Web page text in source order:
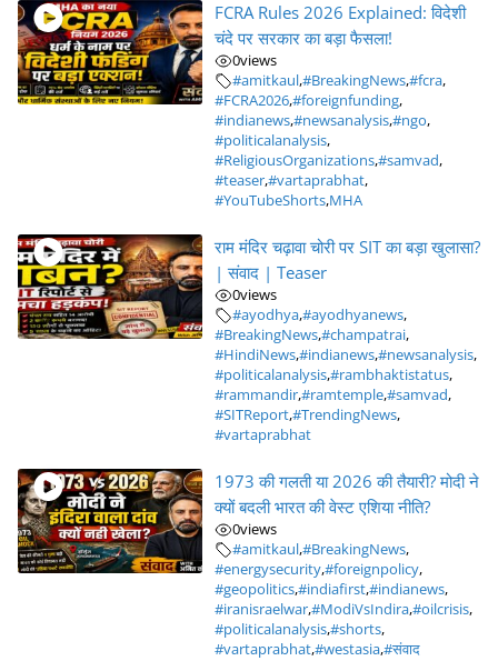
FCRA Rules 2026 Explained: विदेशी
चंदे पर सरकार का बड़ा फैसला!
0views
#amitkaul,#BreakingNews,#fcra,
#FCRA2026,#foreignfunding,
#indianews,#newsanalysis,#ngo,
#politicalanalysis,
#ReligiousOrganizations,#samvad,
#teaser,#vartaprabhat,
#YouTubeShorts,MHA
राम मंदिर चढ़ावा चोरी पर SIT का बड़ा खुलासा?
| संवाद | Teaser
0views
#ayodhya,#ayodhyanews,
#BreakingNews,#champatrai,
#HindiNews,#indianews,#newsanalysis,
#politicalanalysis,#rambhaktistatus,
#rammandir,#ramtemple,#samvad,
#SITReport,#TrendingNews,
#vartaprabhat
1973 की गलती या 2026 की तैयारी? मोदी ने
क्यों बदली भारत की वेस्ट एशिया नीति?
0views
#amitkaul,#BreakingNews,
#energysecurity,#foreignpolicy,
#geopolitics,#indiafirst,#indianews,
#iranisraelwar,#ModiVsIndira,#oilcrisis,
#politicalanalysis,#shorts,
#vartaprabhat,#westasia,#संवाद